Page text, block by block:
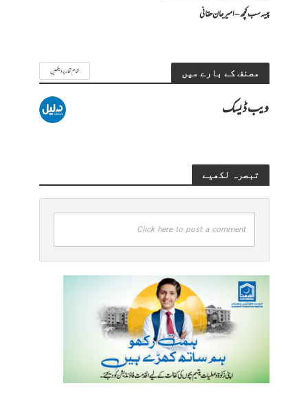
پیسہ سب کچھ – امیرجان حقانی
مصنف کے بارے میں تمام تحاریر دیکھیں
ویب ڈیسک
تبصرہ لکھیے
Click here to post a comment